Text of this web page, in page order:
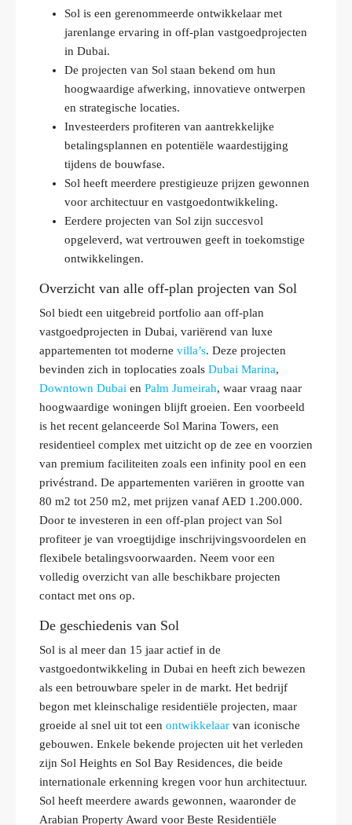
Sol is een gerenommeerde ontwikkelaar met
jarenlange ervaring in off-plan vastgoedprojecten
in Dubai.
De projecten van Sol staan bekend om hun
hoogwaardige afwerking, innovatieve ontwerpen
en strategische locaties.
Investeerders profiteren van aantrekkelijke
betalingsplannen en potentiële waardestijging
tijdens de bouwfase.
Sol heeft meerdere prestigieuze prijzen gewonnen
voor architectuur en vastgoedontwikkeling.
Eerdere projecten van Sol zijn succesvol
opgeleverd, wat vertrouwen geeft in toekomstige
ontwikkelingen.
Overzicht van alle off-plan projecten van Sol
Sol biedt een uitgebreid portfolio aan off-plan
vastgoedprojecten in Dubai, variërend van luxe
appartementen tot moderne villa’s. Deze projecten
bevinden zich in toplocaties zoals Dubai Marina,
Downtown Dubai en Palm Jumeirah, waar vraag naar
hoogwaardige woningen blijft groeien. Een voorbeeld
is het recent gelanceerde Sol Marina Towers, een
residentieel complex met uitzicht op de zee en voorzien
van premium faciliteiten zoals een infinity pool en een
privéstrand. De appartementen variëren in grootte van
80 m2 tot 250 m2, met prijzen vanaf AED 1.200.000.
Door te investeren in een off-plan project van Sol
profiteer je van vroegtijdige inschrijvingsvoordelen en
flexibele betalingsvoorwaarden. Neem voor een
volledig overzicht van alle beschikbare projecten
contact met ons op.
De geschiedenis van Sol
Sol is al meer dan 15 jaar actief in de
vastgoedontwikkeling in Dubai en heeft zich bewezen
als een betrouwbare speler in de markt. Het bedrijf
begon met kleinschalige residentiële projecten, maar
groeide al snel uit tot een ontwikkelaar van iconische
gebouwen. Enkele bekende projecten uit het verleden
zijn Sol Heights en Sol Bay Residences, die beide
internationale erkenning kregen voor hun architectuur.
Sol heeft meerdere awards gewonnen, waaronder de
Arabian Property Award voor Beste Residentiële